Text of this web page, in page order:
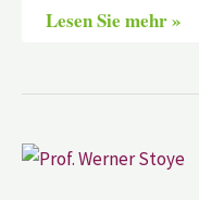
Lesen Sie mehr »
Prof.
Werner